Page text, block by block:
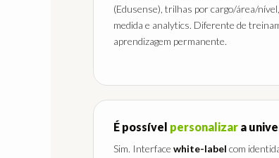
(Edusense), trilhas por cargo/área/
medida e analytics. Diferente de
aprendizagem permanente.
É possível personalizar a
Sim. Interface white-label com